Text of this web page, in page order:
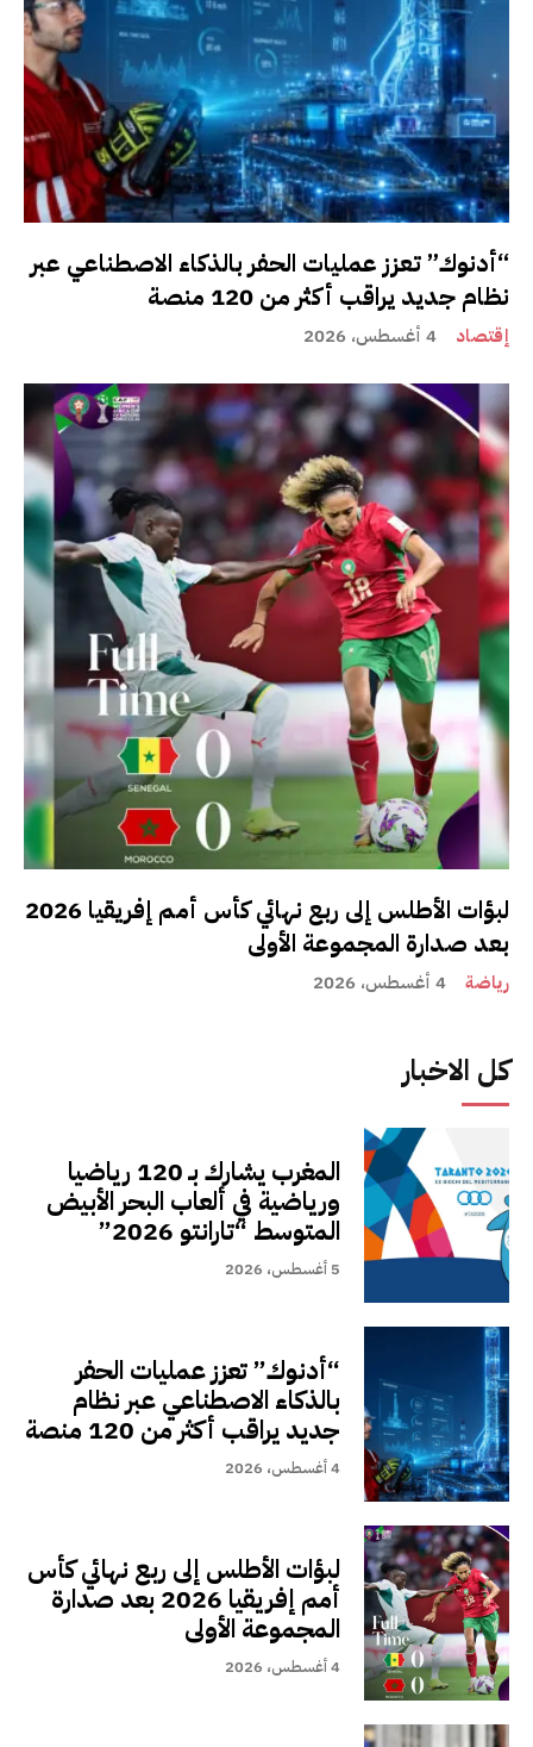
“أدنوك” تعزز عمليات الحفر بالذكاء الاصطناعي عبر
نظام جديد يراقب أكثر من 120 منصة
إقتصاد 4 أغسطس، 2026
لبؤات الأطلس إلى ربع نهائي كأس أمم إفريقيا 2026
بعد صدارة المجموعة الأولى
رياضة 4 أغسطس، 2026
كل الاخبار
المغرب يشارك بـ 120 رياضيا
ورياضية في ألعاب البحر الأبيض
المتوسط “تارانتو 2026”
5 أغسطس، 2026
“أدنوك” تعزز عمليات الحفر
بالذكاء الاصطناعي عبر نظام
جديد يراقب أكثر من 120 منصة
4 أغسطس، 2026
لبؤات الأطلس إلى ربع نهائي كأس
أمم إفريقيا 2026 بعد صدارة
المجموعة الأولى
4 أغسطس، 2026